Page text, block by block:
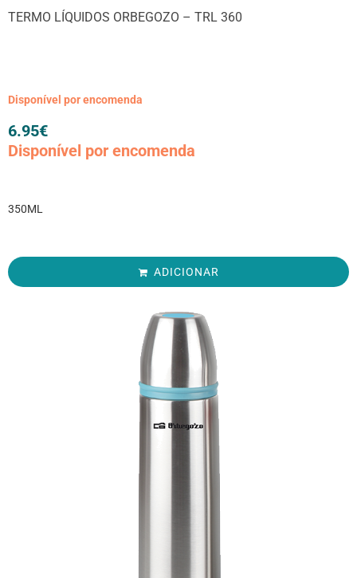
TERMO LÍQUIDOS ORBEGOZO – TRL 360
Disponível por encomenda
6.95€
Disponível por encomenda
350ML
ADICIONAR